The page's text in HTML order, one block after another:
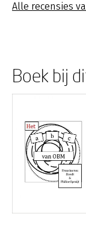
Alle recensies
Boek bij